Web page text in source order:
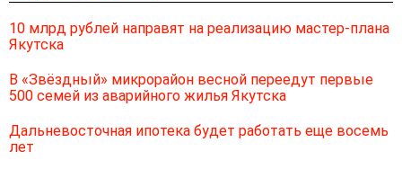
10 млрд рублей направят на реализацию мастер-плана
Якутска
В «Звёздный» микрорайон весной переедут первые
500 семей из аварийного жилья Якутска
Дальневосточная ипотека будет работать еще восемь
лет